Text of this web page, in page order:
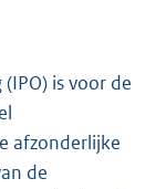
is voor de
afzonderlijke
de